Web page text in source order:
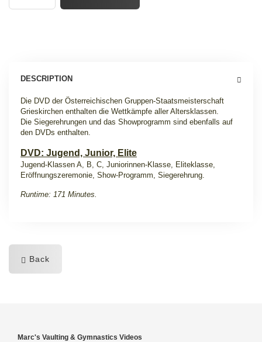
DESCRIPTION
Die DVD der Österreichischen Gruppen-Staatsmeisterschaft
Grieskirchen enthalten die Wettkämpfe aller Altersklassen.
Die Siegerehrungen und das Showprogramm sind ebenfalls auf
den DVDs enthalten.
DVD: Jugend, Junior, Elite
Jugend-Klassen A, B, C, Juniorinnen-Klasse, Eliteklasse,
Eröffnungszeremonie, Show-Programm, Siegerehrung.
Runtime: 171 Minutes.
Back
Marc's Vaulting & Gymnastics Videos